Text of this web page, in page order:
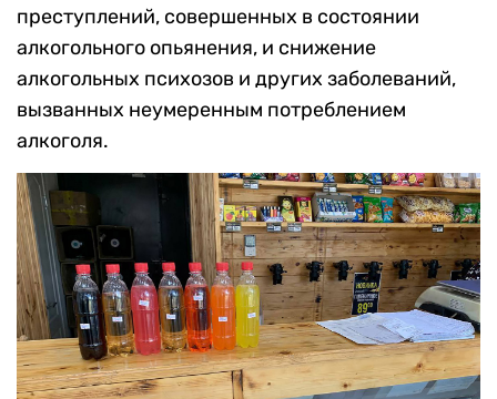
преступлений, совершенных в состоянии
алкогольного опьянения, и снижение
алкогольных психозов и других заболеваний,
вызванных неумеренным потреблением
алкоголя.